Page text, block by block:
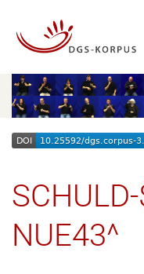
NUE43^